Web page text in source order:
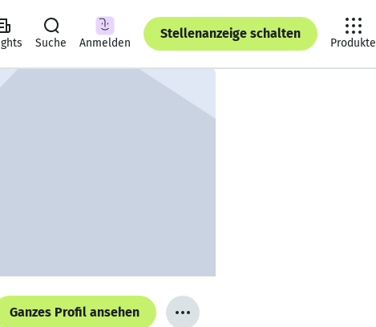
Suche Anmelden
Stellenanzeige schalten
Produkte
Ganzes Profil ansehen